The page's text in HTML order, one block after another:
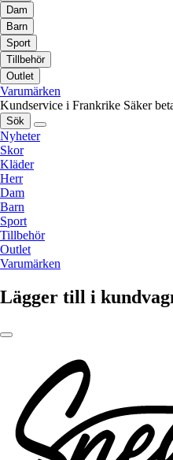
Dam
Barn
Sport
Tillbehör
Outlet
Varumärken
Kundservice i Frankrike Säker
Sök
Nyheter
Skor
Kläder
Herr
Dam
Barn
Sport
Tillbehör
Outlet
Varumärken
Lägger till i